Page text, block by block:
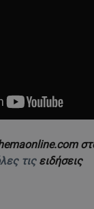
τις ειδήσεις